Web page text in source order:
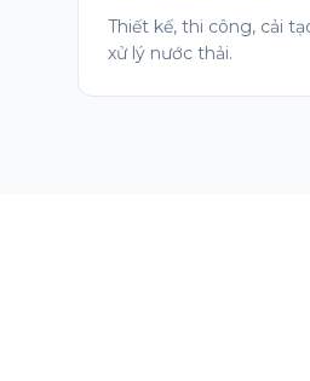
Thiết kế, thi công, cải
xử lý nước thải.